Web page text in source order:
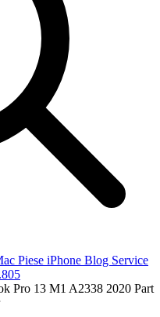
Piese iPhone Blog Service
Pro 13 M1 A2338 2020 Part